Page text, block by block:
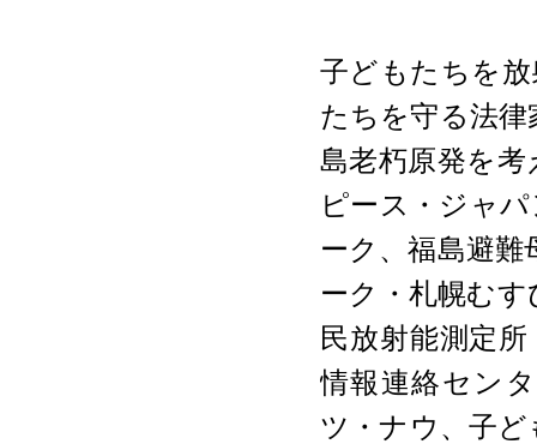
子どもたちを
たちを守る法律
島老朽原発を
ピース・ジャ
ーク、福島避難
ーク・札幌む
民放射能測定
情報連絡セン
ツ・ナウ、子